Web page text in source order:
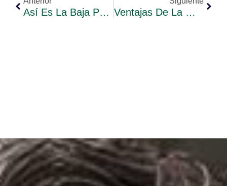
Así Es La Baja Por Paternidad De Los Autónomos Ventajas De La Mediación Civil Y Mercantil